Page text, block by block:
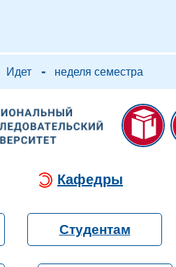
Идет - неделя семестра
Кафедры
Студентам